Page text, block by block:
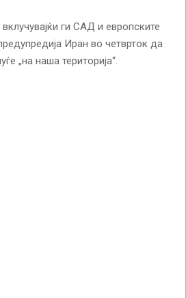
ги САД и европските
Иран во четврток да
„на наша територија“.